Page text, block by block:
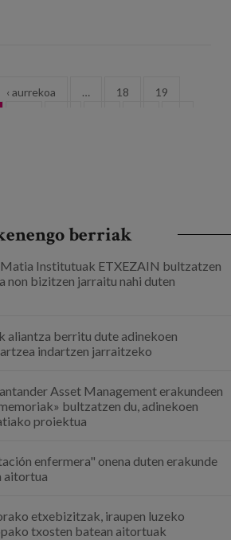
‹ aurrekoa … 18
19
berriak
Institutuak ETXEZAIN bultzatzen
non bizitzen jarraitu nahi duten
aliantza berritu dute adinekoen
indartzen jarraitzeko
Asset Management erakundeen
bultzatzen du, adinekoen
proiektua
enfermera" onena duten erakunde
aitortua
etxebizitzak, iraupen luzeko
txosten batean aitortuak